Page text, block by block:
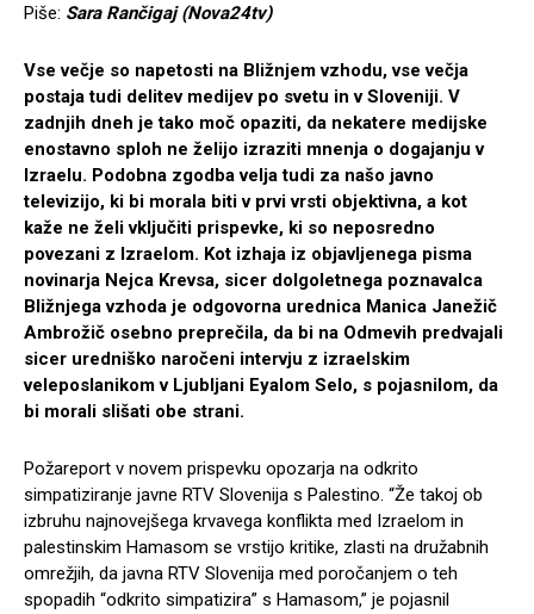
Piše: Sara Rančigaj (Nova24tv)
Vse večje so napetosti na Bližnjem vzhodu, vse večja
postaja tudi delitev medijev po svetu in v Sloveniji. V
zadnjih dneh je tako moč opaziti, da nekatere medijske
enostavno sploh ne želijo izraziti mnenja o dogajanju v
Izraelu. Podobna zgodba velja tudi za našo javno
televizijo, ki bi morala biti v prvi vrsti objektivna, a kot
kaže ne želi vključiti prispevke, ki so neposredno
povezani z Izraelom. Kot izhaja iz objavljenega pisma
novinarja Nejca Krevsa, sicer dolgoletnega poznavalca
Bližnjega vzhoda je odgovorna urednica Manica Janežič
Ambrožič osebno preprečila, da bi na Odmevih predvajali
sicer uredniško naročeni intervju z izraelskim
veleposlanikom v Ljubljani Eyalom Selo, s pojasnilom, da
bi morali slišati obe strani.
Požareport v novem prispevku opozarja na odkrito
simpatiziranje javne RTV Slovenija s Palestino. “Že takoj ob
izbruhu najnovejšega krvavega konflikta med Izraelom in
palestinskim Hamasom se vrstijo kritike, zlasti na družabnih
omrežjih, da javna RTV Slovenija med poročanjem o teh
spopadih “odkrito simpatizira” s Hamasom,” je pojasnil